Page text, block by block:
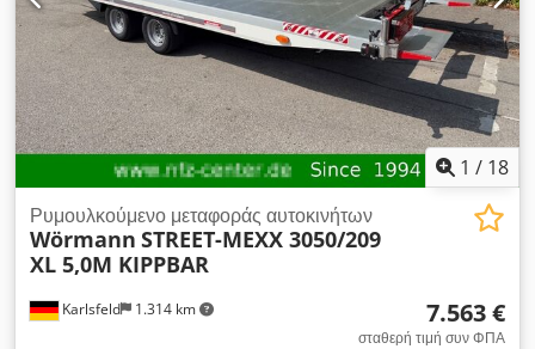
1 / 18
Karlsfeld 1.314 km
Ρυμουλκούμενο μεταφοράς αυτοκινήτων
Wörmann STREET-MEXX 3050/209
XL 5,0M KIPPBAR
7.563 €
σταθερή τιμή συν ΦΠΑ